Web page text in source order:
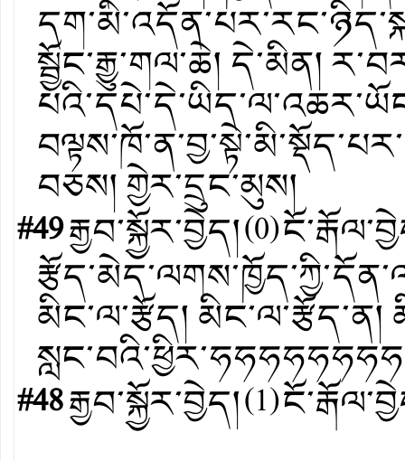
སྦྱོང་རྒྱུ་གལ་ཆེ། དེ་མིན།
བཅས། གྱེར་དྲུང་མུས།
#49རྒྱབ་སྐྱོར་བྱེད།(0)
མིང་ལ་རྩོད།
#48རྒྱབ་སྐྱོར་བྱེད།(1)